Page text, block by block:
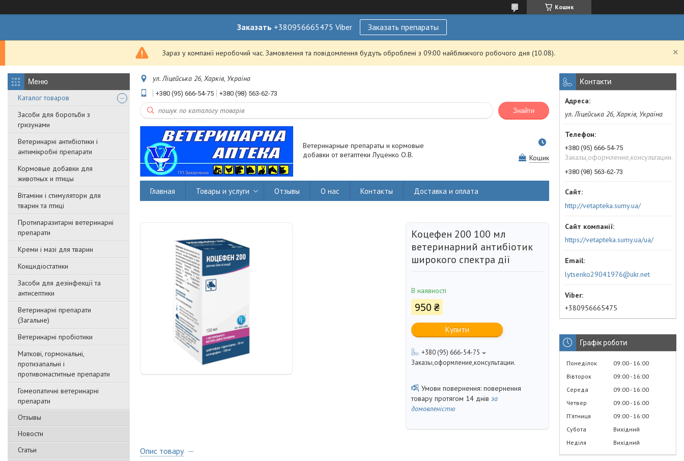
Кошик
Заказать +380956665475 Viber Заказать препараты
Зараз у компанії неробочий час. Замовлення та повідомлення будуть оброблені з 09:00 найближчого робочого дня (10.08).
Каталог товаров
Засоби для боротьби з
гризунами
Ветеринарні антибіотики і
антимікробні препарати
Кормовые добавки для
животных и птицы
Вітаміни і стимулятори для
тварин та птиці
Протипаразитарні ветеринарні
препарати
Креми і мазі для тварин
Кокцидіостатики
Засоби для дезінфекції та
антисептики
Ветеринарні препарати
(Загальне)
Ветеринарні пробіотики
Маткові, гормональні,
протизапальні і
противомаститные препарати
Гомеопатичні ветеринарні
препарати
Отзывы
Новости
Статьи
ул. Ліцейська 26, Харків, Україна
+380 (95) 666-54-75 +380 (98) 563-62-73
Знайти
Ветеринарные препараты и кормовые
добавки от ветаптеки Луценко О.В.
Кошик
Главная Товары и услуги Отзывы О нас Контакты Доставка и оплата
Коцефен 200 100 мл
ветеринарний антибіотик
широкого спектра дії
В наявності
950 ₴
Купити
+380 (95) 666-54-75
Заказы,оформление,консультации.
повернення
товару протягом 14 днів за
домовленістю
Опис товару
Контакти
ул. Ліцейська 26, Харків, Україна
+380 (95) 666-54-75
Заказы,оформление,консультации.
+380 (98) 563-62-73
http://vetapteka.sumy.ua/
https://vetapteka.sumy.ua/ua/
lytsenko29041976@ukr.net
+380956665475
Графік роботи
Понеділок 09:00 16:00
Вівторок
09:00 16:00
Середа
09:00 16:00
Четвер
09:00 16:00
Пʼятниця
09:00 16:00
Субота
Вихідний
Неділя
Вихідний